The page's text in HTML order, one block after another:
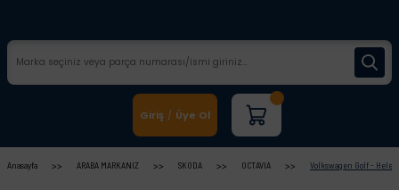
Giriş / Üye Ol
Anasayfa ARABA MARKANIZ SKODA OCTAVIA Volkswagen Golf -